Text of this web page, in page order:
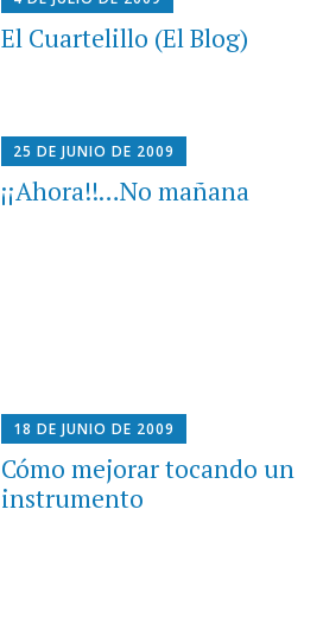
El Cuartelillo (El Blog)
25 DE JUNIO DE 2009
¡¡Ahora!!…No mañana
18 DE JUNIO DE 2009
Cómo mejorar tocando un
instrumento